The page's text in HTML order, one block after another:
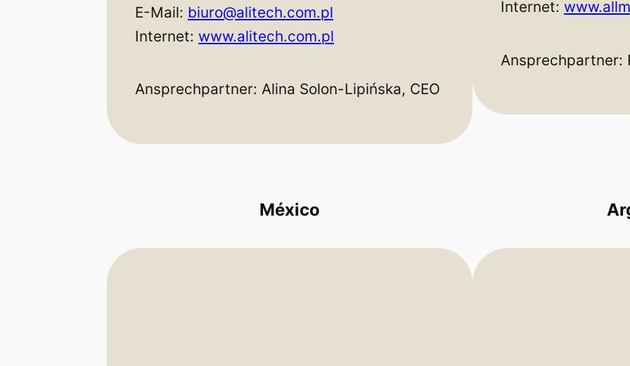
E-Mail: biuro@alitech.com.pl
Internet: www.alitech.com.pl
Ansprechpartner: Alina Solon-Lipińska, CEO
Internet:
Ansprechpartner:
México